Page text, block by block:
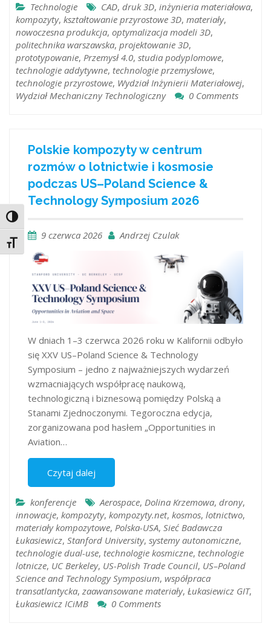
Toggle High Contrast
Toggle Font size
Technologie CAD, druk 3D, inżynieria materiałowa,
kompozyty, kształtowanie przyrostowe 3D, materiały,
nowoczesna produkcja, optymalizacja modeli 3D,
politechnika warszawska, projektowanie 3D,
prototypowanie, Przemysł 4.0, studia podyplomowe,
technologie addytywne, technologie przemysłowe,
technologie przyrostowe, Wydział Inżynierii Materiałowej,
Wydział Mechaniczny Technologiczny
0 Comments
Polskie kompozyty w centrum
rozmów o lotnictwie i kosmosie
podczas US–Poland Science &
Technology Symposium 2026
9 czerwca 2026 Andrzej Czulak
W dniach 1–3 czerwca 2026 roku w Kalifornii odbyło
się XXV US–Poland Science & Technology
Symposium – jedno z najważniejszych wydarzeń
wzmacniających współpracę naukową,
technologiczną i biznesową pomiędzy Polską a
Stanami Zjednoczonymi. Tegoroczna edycja,
zorganizowana pod hasłem „Opportunities in
Aviation…
Czytaj dalej
konferencje Aerospace, Dolina Krzemowa, drony,
innowacje, kompozyty, kompozyty.net, kosmos, lotnictwo,
materiały kompozytowe, Polska-USA, Sieć Badawcza
Łukasiewicz, Stanford University, systemy autonomiczne,
technologie dual-use, technologie kosmiczne, technologie
lotnicze, UC Berkeley, US-Polish Trade Council, US–Poland
Science and Technology Symposium, współpraca
transatlantycka, zaawansowane materiały, Łukasiewicz GIT,
Łukasiewicz ICiMB
0 Comments